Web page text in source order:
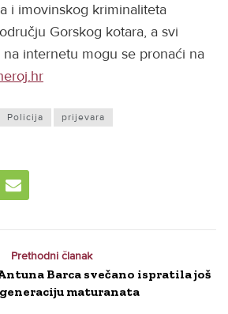
i imovinskog kriminaliteta
Gorskog kotara, a svi
internetu mogu se pronaći na
Policija
prijevara
Prethodni članak
Barca svečano ispratila još
maturanata